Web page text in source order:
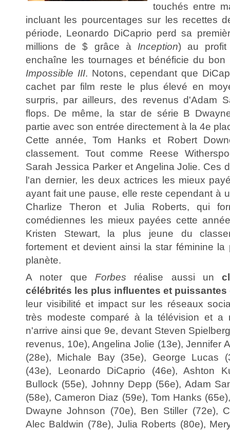
touchés entre
incluant les pourcentages sur les recettes
période, Leonardo DiCaprio perd sa
millions de $ grâce à Inception) au profit
enchaîne les tournages et bénéficie du
Impossible III. Notons, cependant que
cachet par film reste le plus élevé en
surpris, par ailleurs, des revenus d'Adam
flops. De même, la star de série B
partie avec son entrée directement à la 4e
Cette année, Tom Hanks et Robert
classement. Tout comme Reese
Sarah Jessica Parker et Angelina Jolie. Ces
l'an dernier, les deux actrices les mieux
ayant fait une pause, elle reste cependant à
Charlize Theron et Julia Roberts, qui
comédiennes les mieux payées cette
Kristen Stewart, la plus jeune du
fortement et devient ainsi la star féminine
planète.
A noter que Forbes réalise aussi un
célébrités les plus influentes et puissantes
leur visibilité et impact sur les réseaux
très modeste comparé à la télévision et a
n'arrive ainsi que 9e, devant Steven
revenus, 10e), Angelina Jolie (13e), Jennifer
(28e), Michale Bay (35e), George Lucas
(43e), Leonardo DiCaprio (46e), Ashton
Bullock (55e), Johnny Depp (56e), Adam
(58e), Cameron Diaz (59e), Tom Hanks
Dwayne Johnson (70e), Ben Stiller (72e),
Alec Baldwin (78e), Julia Roberts (80e),